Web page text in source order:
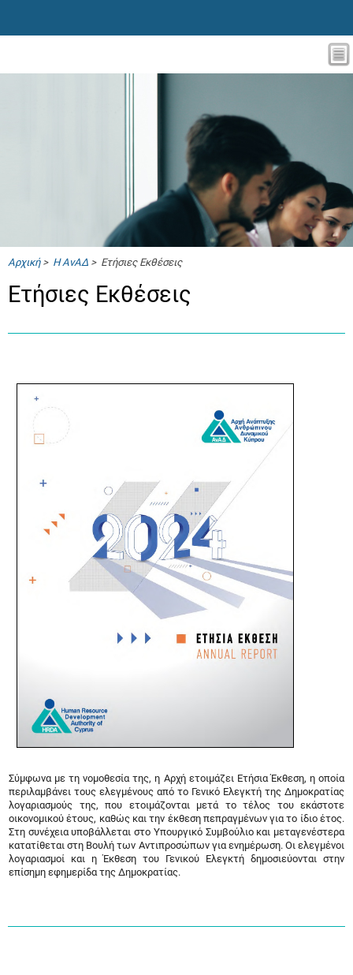
Αρχική> Η ΑνΑΔ > Ετήσιες Εκθέσεις
Ετήσιες Εκθέσεις
Σύμφωνα με τη νομοθεσία της, η Αρχή ετοιμάζει Ετήσια Έκθεση, η οποία
περιλαμβάνει τους ελεγμένους από το Γενικό Ελεγκτή της Δημοκρατίας
λογαριασμούς της, που ετοιμάζονται μετά το τέλος του εκάστοτε
οικονομικού έτους, καθώς και την έκθεση πεπραγμένων για το ίδιο έτος.
Στη συνέχεια υποβάλλεται στο Υπουργικό Συμβούλιο και μεταγενέστερα
κατατίθεται στη Βουλή των Αντιπροσώπων για ενημέρωση. Οι ελεγμένοι
λογαριασμοί και η Έκθεση του Γενικού Ελεγκτή δημοσιεύονται στην
επίσημη εφημερίδα της Δημοκρατίας.